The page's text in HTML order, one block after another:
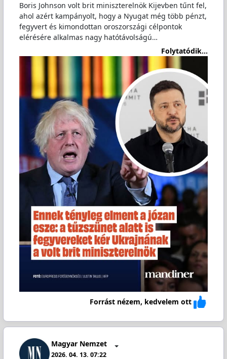
Boris Johnson volt brit miniszterelnök Kijevben tűnt fel,
ahol azért kampányolt, hogy a Nyugat még több pénzt,
fegyvert és kimondottan oroszországi célpontok
elérésére alkalmas nagy hatótávolságú…
Folytatódik...
Forrást nézem, kedvelem ott
Magyar Nemzet
2026. 04. 13. 07:22